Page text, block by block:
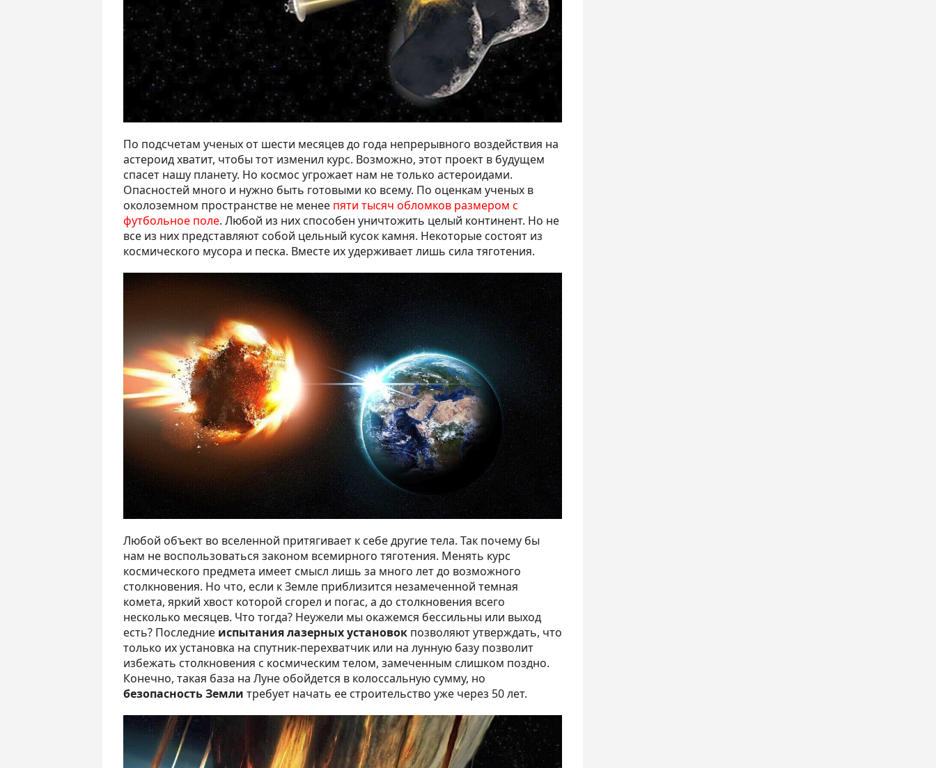
По подсчетам ученых от шести месяцев до года непрерывного воздействия на
астероид хватит, чтобы тот изменил курс. Возможно, этот проект в будущем
спасет нашу планету. Но космос угрожает нам не только астероидами.
Опасностей много и нужно быть готовыми ко всему. По оценкам ученых в
околоземном пространстве не менее пяти тысяч обломков размером с
футбольное поле. Любой из них способен уничтожить целый континент. Но не
все из них представляют собой цельный кусок камня. Некоторые состоят из
космического мусора и песка. Вместе их удерживает лишь сила тяготения.
Любой объект во вселенной притягивает к себе другие тела. Так почему бы
нам не воспользоваться законом всемирного тяготения. Менять курс
космического предмета имеет смысл лишь за много лет до возможного
столкновения. Но что, если к Земле приблизится незамеченной темная
комета, яркий хвост которой сгорел и погас, а до столкновения всего
несколько месяцев. Что тогда? Неужели мы окажемся бессильны или выход
есть? Последние испытания лазерных установок позволяют утверждать, что
только их установка на спутник-перехватчик или на лунную базу позволит
избежать столкновения с космическим телом, замеченным слишком поздно.
Конечно, такая база на Луне обойдется в колоссальную сумму, но
безопасность Земли требует начать ее строительство уже через 50 лет.